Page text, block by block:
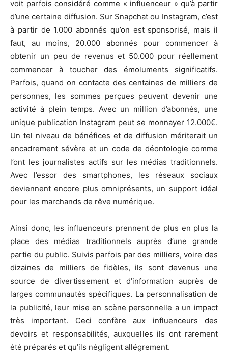
voit parfois considéré comme « influenceur » qu’à partir
d’une certaine diffusion. Sur Snapchat ou Instagram, c’est
à partir de 1.000 abonnés qu’on est sponsorisé, mais il
faut, au moins, 20.000 abonnés pour commencer à
obtenir un peu de revenus et 50.000 pour réellement
commencer à toucher des émoluments significatifs.
Parfois, quand on contacte des centaines de milliers de
personnes, les sommes perçues peuvent devenir une
activité à plein temps. Avec un million d’abonnés, une
unique publication Instagram peut se monnayer 12.000€.
Un tel niveau de bénéfices et de diffusion mériterait un
encadrement sévère et un code de déontologie comme
l’ont les journalistes actifs sur les médias traditionnels.
Avec l’essor des smartphones, les réseaux sociaux
deviennent encore plus omniprésents, un support idéal
pour les marchands de rêve numérique.
Ainsi donc, les influenceurs prennent de plus en plus la
place des médias traditionnels auprès d’une grande
partie du public. Suivis parfois par des milliers, voire des
dizaines de milliers de fidèles, ils sont devenus une
source de divertissement et d’information auprès de
larges communautés spécifiques. La personnalisation de
la publicité, leur mise en scène personnelle a un impact
très important. Ceci confère aux influenceurs des
devoirs et responsabilités, auxquelles ils ont rarement
été préparés et qu’ils négligent allégrement.